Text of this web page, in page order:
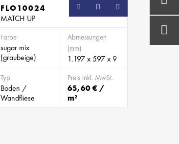
FLO10024
MATCH UP
Farbe
sugar mix
(graubeige)
Abmessungen
(mm)
1.197 x 597 x 9
Typ
Boden /
Wandfliese
Preis inkl. MwSt.
65,60 € /
m²